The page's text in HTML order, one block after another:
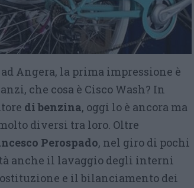
ad Angera, la prima impressione è
che cosa è Cisco Wash? In
di benzina, oggi lo è ancora ma
diversi tra loro. Oltre
Perospado, nel giro di pochi
anche il lavaggio degli interni
e il bilanciamento dei